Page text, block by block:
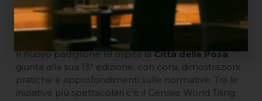
La Città della Posa e le
competizioni internazionali
Il nuovo padiglione 19 ospita laCittà della Posa,
giunta alla sua 13ª edizione, con corsi, dimostrazioni
pratiche e approfondimenti sulle normative. Tra le
iniziative più spettacolari c’è il Cersaie World Tiling